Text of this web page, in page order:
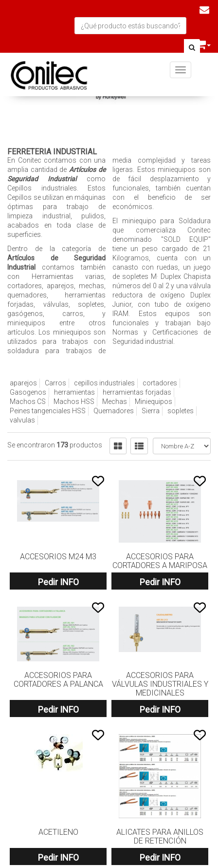
Toggle
FERRETERIA INDUSTRIAL
En Conitec contamos con una
amplia cantidad de Artículos de
Seguridad Industrial
como
Cepillos industriales. Estos
Cepillos se utilizan en máquinas
óptimas para trabajo de
limpieza industrial, pulidos,
acabados en toda clase de
superficies.
Dentro de la categoría de
Artículos de Seguridad
Industrial
contamos también
con Herramientas varias,
cortadores, aparejos, mechas,
quemadores, herramientas
forjadas, válvulas, sopletes,
gasógenos, carros, y
miniequipos entre otros
artículos. Los miniequipos son
utilizados para trabajos con
soldadura para trabajos de
media complejidad y tareas
ligeras. Estos miniequipos son
de fácil desplazamiento y
funcionales, también cuentan
con el beneficio de ser
económicos.
El miniequipo para Soldadura
que comercializa Conitec
denominado "SOLD EQUIP"
tiene un peso cargado de 21
Kilogramos, cuenta con un
canasto con ruedas, un juego
de sopletes M· Duplex Chapista
números del 0 al 2 y una válvula
reductora de oxígeno Duplex
Junior, con tubo de oxígeno
IRAM. Estos equipos son
funcionales y trabajan bajo
Normas y Certificaciones de
Seguridad industrial.
aparejos Carros cepillos industriales
cortadores
Gasogenos
herramientas
herramientas forjadas
Machos CS
Machos HSS Mechas
Miniequipos
Peines tangenciales HSS
Quemadores Sierra
sopletes
valvulas
Se encontraron 173 productos
ACCESORIOS M24 M3
Pedir INFO
ACCESORIOS PARA
CORTADORES A MARIPOSA
Pedir INFO
ACCESORIOS PARA
CORTADORES A PALANCA
Pedir INFO
ACCESORIOS PARA
VÁLVULAS INDUSTRIALES Y
MEDICINALES
Pedir INFO
ACETILENO
Pedir INFO
ALICATES PARA ANILLOS
DE RETENCIÓN
Pedir INFO